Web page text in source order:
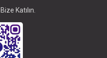
Katılın.